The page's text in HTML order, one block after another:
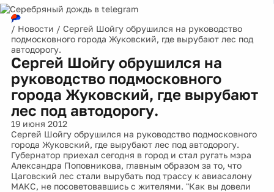
/ Новости / Сергей Шойгу обрушился на руководство
подмосковного города Жуковский, где вырубают лес под
автодорогу.
Сергей Шойгу обрушился на
руководство подмосковного
города Жуковский, где вырубают
лес под автодорогу.
19 июня 2012
Сергей Шойгу обрушился на руководство подмосковного
города Жуковский, где вырубают лес под автодорогу.
Губернатор приехал сегодня в город и стал ругать мэра
Александра Поповникова, главным образом за то, что
Цаговский лес стали вырубать под трассу к авиасалону
МАКС, не посоветовавшись с жителями. "Как вы довели